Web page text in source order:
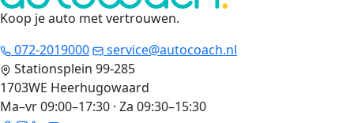
Koop je auto met vertrouwen.
072-2019000
service@autocoach.nl
Stationsplein 99-285
1703WE Heerhugowaard
Ma–vr 09:00–17:30 · Za 09:30–15:30